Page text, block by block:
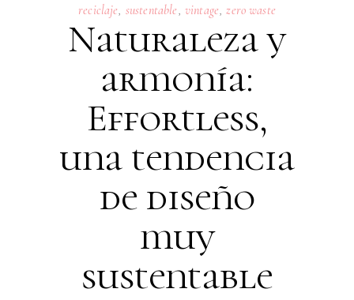
reciclaje sustentable vintage ,zero waste
Naturaleza y
armonía:
Effortless,
una tendencia
de diseño
muy
sustentable